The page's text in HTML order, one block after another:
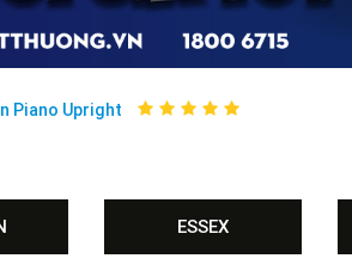
Piano Upright
ESSEX